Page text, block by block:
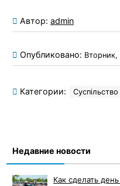
Автор: admin
Опубликовано:
Категории: Суспільство
Недавние новости
Как сделать